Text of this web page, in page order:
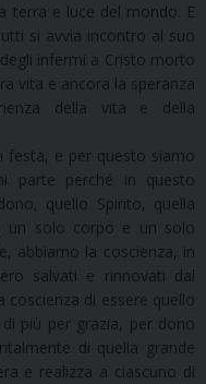
terra e luce del mondo. E
si avvia incontro al suo
infermi a Cristo morto
vita e ancora la speranza
della vita e della
festa, e per questo siamo
parte perché in questo
quello Spirito, quella
un solo corpo e un solo
abbiamo la coscienza, in
salvati e rinnovati dal
coscienza di essere quello
più per grazia, per dono
di quella grande
e realizza a ciascuno di